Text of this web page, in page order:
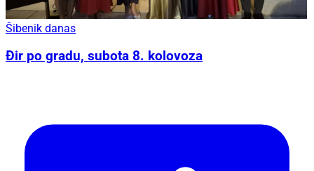
Šibenik danas
Đir po gradu, subota 8. kolovoza